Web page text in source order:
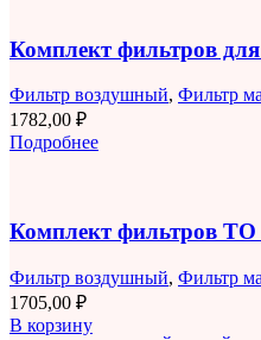
Комплект фильтров
Фильтр воздушный, Фильтр
1782,00 ₽
Подробнее
Комплект фильтров
Фильтр воздушный, Фильтр
1705,00 ₽
В корзину